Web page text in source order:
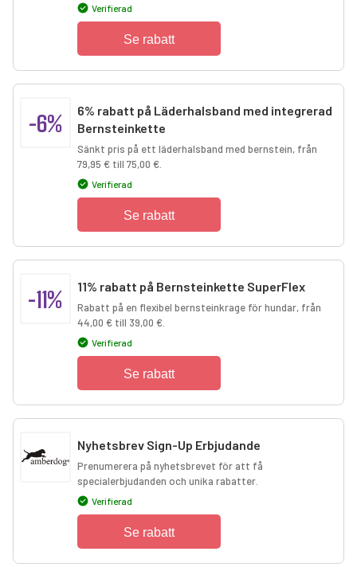
Verifierad
Se rabatt
-6%
6% rabatt på Läderhalsband med integrerad
Bernsteinkette
Sänkt pris på ett läderhalsband med bernstein, från
79,95 € till 75,00 €.
Verifierad
Se rabatt
-11% 11% rabatt på Bernsteinkette SuperFlex
Rabatt på en flexibel bernsteinkrage för hundar, från
44,00 € till 39,00 €.
Verifierad
Se rabatt
Nyhetsbrev Sign-Up Erbjudande
Prenumerera på nyhetsbrevet för att få
specialerbjudanden och unika rabatter.
Verifierad
Se rabatt